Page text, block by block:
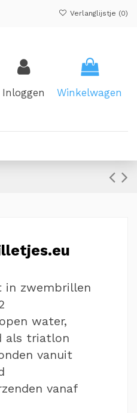
Verlanglijstje (0)
Inloggen Winkelwagen
in zwembrillen
water,
als triatlon
vanuit
vanaf